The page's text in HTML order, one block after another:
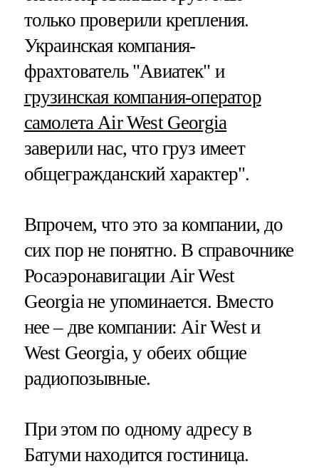
только проверили крепления.
Украинская компания-
фрахтователь "Авиатек" и
грузинская компания-оператор
самолета Air West Georgia
заверили нас, что груз имеет
общегражданский характер".
Впрочем, что это за компании, до
сих пор не понятно. В справочнике
Росаэронавигации Air West
Georgia не упоминается. Вместо
нее – две компании: Air West и
West Georgia, у обеих общие
радиопозывные.
При этом по одному адресу в
Батуми находится гостиница.